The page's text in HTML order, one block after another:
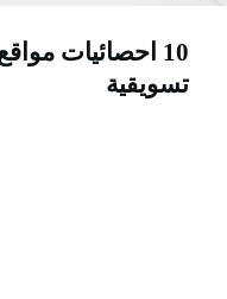
10 احصائيات
تسويقية